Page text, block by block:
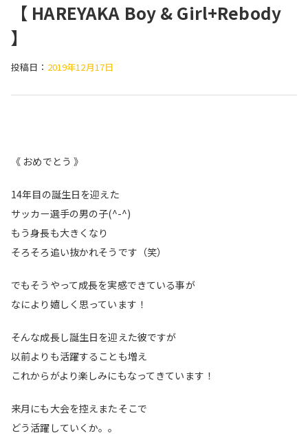
【 HAREYAKA Boy & Girl+Rebody
】
投稿日： 2019年12月17日
《 おめでとう 》
14年目の誕生日を迎えた
サッカー選手の男の子(^-^)
もう身長も大きくなり
そろそろ追い抜かれそうです（笑）
でもそうやって成長を実感できている事が
なにより嬉しく思っています！
そんな成長し誕生日を迎えた彼ですが
以前よりも活躍することも増え
これからがより楽しみにもなってきています！
来月にも大会を控えまたそこで
どう活躍していくか。。